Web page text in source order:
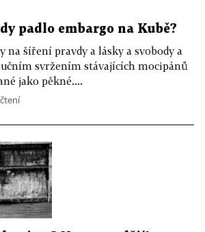
padlo embargo na Kubě?
na šíření pravdy a lásky a svobody a
svržením stávajících mocipánů
jako pěkné....